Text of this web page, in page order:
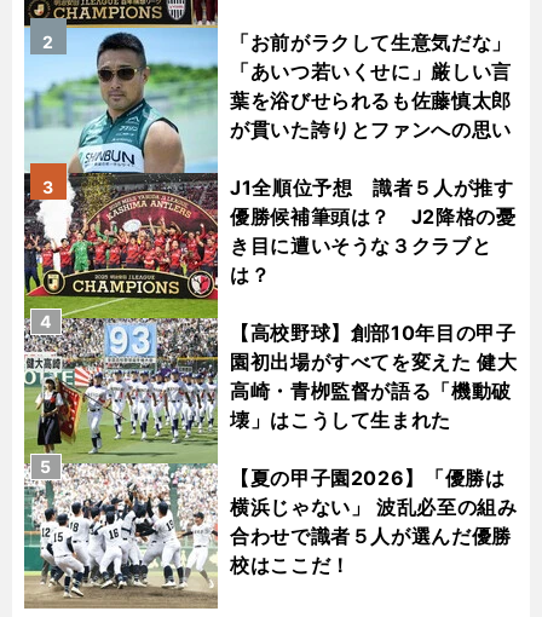
「お前がラクして生意気だな」
「あいつ若いくせに」厳しい言
葉を浴びせられるも佐藤慎太郎
が貫いた誇りとファンへの思い
2
J1全順位予想 識者５人が推す
優勝候補筆頭は？ J2降格の憂
き目に遭いそうな３クラブと
は？
3
【高校野球】創部10年目の甲子
園初出場がすべてを変えた 健大
高崎・青栁監督が語る「機動破
壊」はこうして生まれた
4
【夏の甲子園2026】「優勝は
横浜じゃない」 波乱必至の組み
合わせで識者５人が選んだ優勝
校はここだ！
5